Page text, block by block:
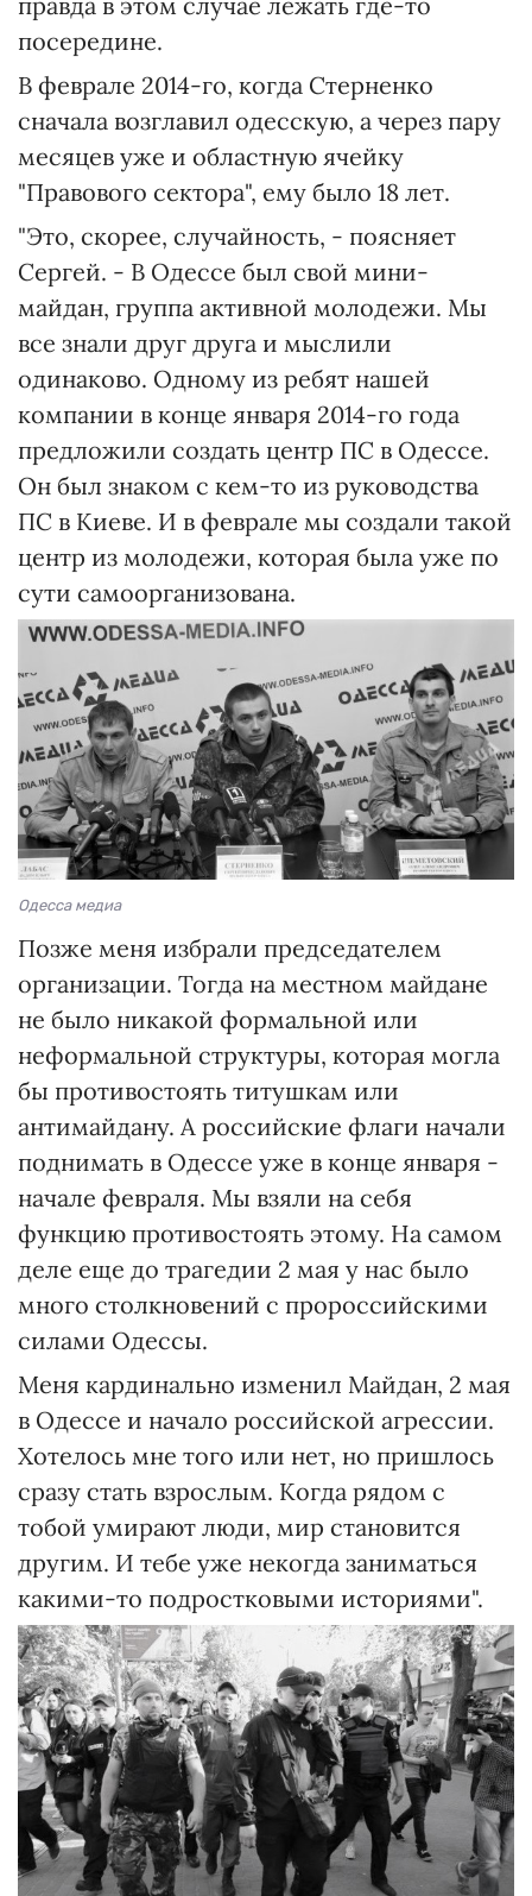
посередине.
В феврале 2014-го, когда Стерненко
сначала возглавил одесскую, а через пару
месяцев уже и областную ячейку
"Правового сектора", ему было 18 лет.
"Это, скорее, случайность, - поясняет
Сергей. - В Одессе был свой мини-
майдан, группа активной молодежи. Мы
все знали друг друга и мыслили
одинаково. Одному из ребят нашей
компании в конце января 2014-го года
предложили создать центр ПС в Одессе.
Он был знаком с кем-то из руководства
ПС в Киеве. И в феврале мы создали такой
центр из молодежи, которая была уже по
сути самоорганизована.
Одесса медиа
Позже меня избрали председателем
организации. Тогда на местном майдане
не было никакой формальной или
неформальной структуры, которая могла
бы противостоять титушкам или
антимайдану. А российские флаги начали
поднимать в Одессе уже в конце января -
начале февраля. Мы взяли на себя
функцию противостоять этому. На самом
деле еще до трагедии 2 мая у нас было
много столкновений с пророссийскими
силами Одессы.
Меня кардинально изменил Майдан, 2 мая
в Одессе и начало российской агрессии.
Хотелось мне того или нет, но пришлось
сразу стать взрослым. Когда рядом с
тобой умирают люди, мир становится
другим. И тебе уже некогда заниматься
какими-то подростковыми историями".